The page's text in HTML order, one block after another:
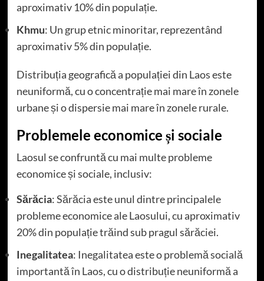
aproximativ 10% din populație.
Khmu: Un grup etnic minoritar, reprezentând
aproximativ 5% din populație.
Distribuția geografică a populației din Laos este
neuniformă, cu o concentrație mai mare în zonele
urbane și o dispersie mai mare în zonele rurale.
Problemele economice și sociale
Laosul se confruntă cu mai multe probleme
economice și sociale, inclusiv:
Sărăcia: Sărăcia este unul dintre principalele
probleme economice ale Laosului, cu aproximativ
20% din populație trăind sub pragul sărăciei.
Inegalitatea: Inegalitatea este o problemă socială
importantă în Laos, cu o distribuție neuniformă a